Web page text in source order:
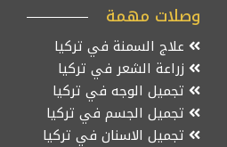
وصلات مهمة
علاج السمنة في تركيا
زراعة الشعر في تركيا
تجميل الوجه في تركيا
تجميل الجسم في تركيا
تجميل الاسنان في تركيا